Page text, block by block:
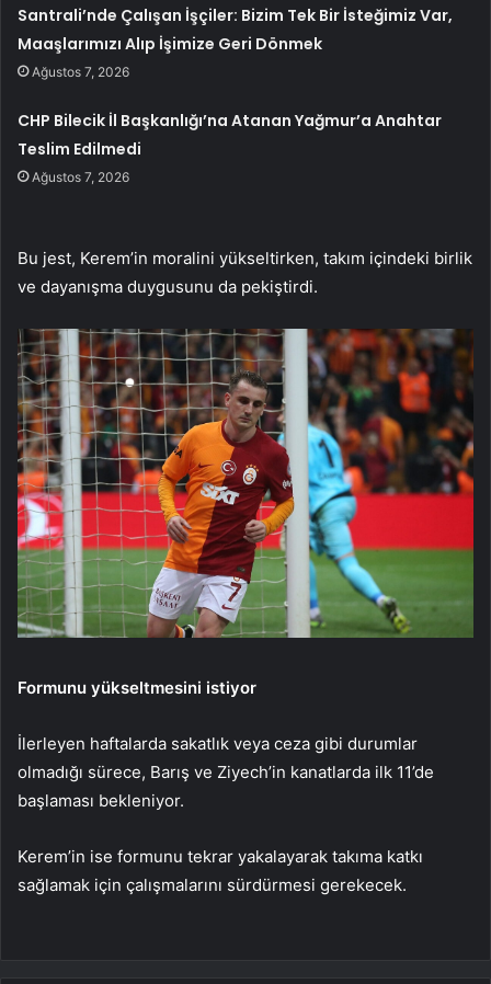
Santrali’nde Çalışan İşçiler: Bizim Tek Bir İsteğimiz Var,
Maaşlarımızı Alıp İşimize Geri Dönmek
Ağustos 7, 2026
CHP Bilecik İl Başkanlığı’na Atanan Yağmur’a Anahtar
Teslim Edilmedi
Ağustos 7, 2026
Bu jest, Kerem’in moralini yükseltirken, takım içindeki birlik
ve dayanışma duygusunu da pekiştirdi.
Formunu yükseltmesini istiyor
İlerleyen haftalarda sakatlık veya ceza gibi durumlar
olmadığı sürece, Barış ve Ziyech’in kanatlarda ilk 11’de
başlaması bekleniyor.
Kerem’in ise formunu tekrar yakalayarak takıma katkı
sağlamak için çalışmalarını sürdürmesi gerekecek.